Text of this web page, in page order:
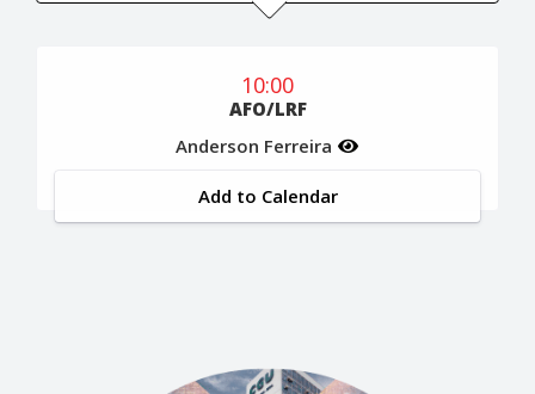
10:00
AFO/LRF
Anderson Ferreira
Add to Calendar